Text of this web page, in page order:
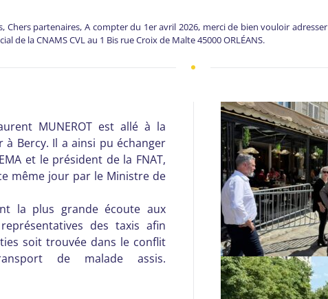
Chers partenaires, A compter du 1er avril 2026, merci de bien vouloir adresser
de la CNAMS CVL au 1 Bis rue Croix de Malte 45000 ORLÉANS.
MUNEROT est allé à la
Bercy. Il a ainsi pu échanger
et le président de la FNAT,
même jour par le Ministre de
la plus grande écoute aux
des taxis afin
soit trouvée dans le conflit
de malade assis.